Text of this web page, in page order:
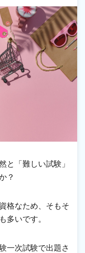
と「難しい試験」
？
格なため、そもそ
多いです。
一次試験で出題さ